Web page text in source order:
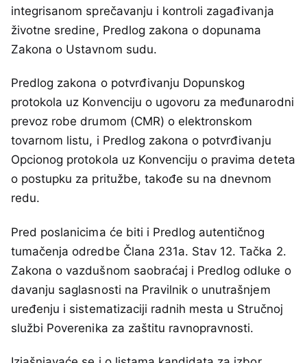
integrisanom sprečavanju i kontroli zagađivanja
životne sredine, Predlog zakona o dopunama
Zakona o Ustavnom sudu.
Predlog zakona o potvrđivanju Dopunskog
protokola uz Konvenciju o ugovoru za međunarodni
prevoz robe drumom (CMR) o elektronskom
tovarnom listu, i Predlog zakona o potvrđivanju
Opcionog protokola uz Konvenciju o pravima deteta
o postupku za pritužbe, takođe su na dnevnom
redu.
Pred poslanicima će biti i Predlog autentičnog
tumačenja odredbe Člana 231a. Stav 12. Tačka 2.
Zakona o vazdušnom saobraćaj i Predlog odluke o
davanju saglasnosti na Pravilnik o unutrašnjem
uređenju i sistematizaciji radnih mesta u Stručnoj
službi Poverenika za zaštitu ravnopravnosti.